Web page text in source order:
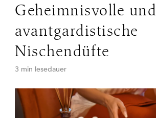
Geheimnisvolle und
avantgardistische
Nischendüfte
3 min lesedauer